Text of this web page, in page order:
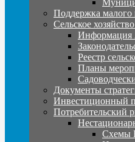
Поддержка малого
Сельское
Реестр
Планы
Документы
Инвестиционный
Потребительский
Схемы